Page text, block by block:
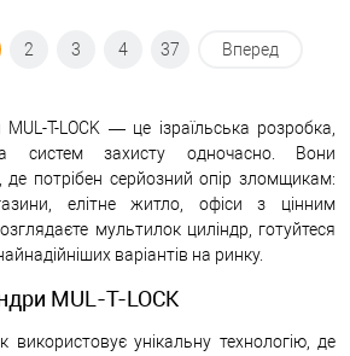
2 3 4 37 Вперед
MUL-T-LOCK — це ізраїльська розробка,
систем захисту одночасно. Вони
потрібен серйозний опір зломщикам:
елітне житло, офіси з цінним
мультилок циліндр, готуйтеся
варіантів на ринку.
MUL-T-LOCK
використовує унікальну технологію, де